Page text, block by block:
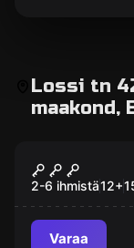
Lossi tn
maakond,
2-6 ihmistä12+
Varaa